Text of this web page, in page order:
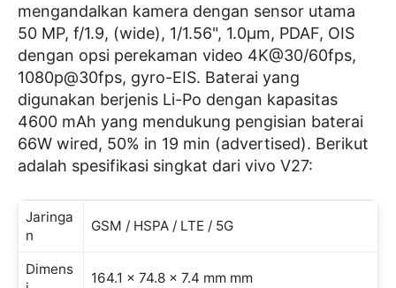
mengandalkan kamera dengan sensor utama
50 MP, f/1.9, (wide), 1/1.56", 1.0µm, PDAF, OIS
dengan opsi perekaman video 4K@30/60fps,
1080p@30fps, gyro-EIS. Baterai yang
digunakan berjenis Li-Po dengan kapasitas
4600 mAh yang mendukung pengisian baterai
66W wired, 50% in 19 min (advertised). Berikut
adalah spesifikasi singkat dari vivo V27:
Jaringa
n
GSM / HSPA / LTE / 5G
Dimens
164.1 x 74.8 x 7.4 mm mm